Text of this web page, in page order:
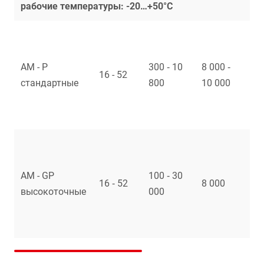
рабочие температуры: -20…+50°С
AM - P
стандартные
16 - 52
300 ‑ 10
800
8 000 ‑
10 000
AM - GP
высокоточные
16 ‑ 52
100 ‑ 30
000
8 000